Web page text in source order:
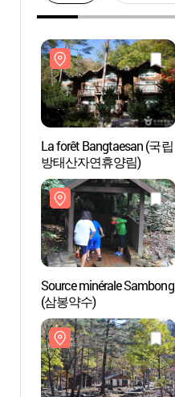
La forêt Bangtaesan (국립
방태산자연휴양림)
Source minérale Sambong
(삼봉약수)